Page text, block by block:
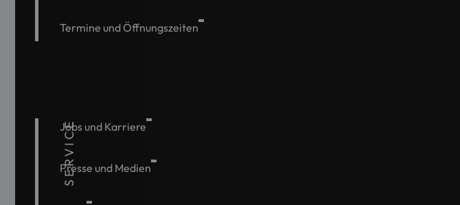
Termine und Öffnungszeiten
SERVICE
Jobs und Karriere
Presse und Medien